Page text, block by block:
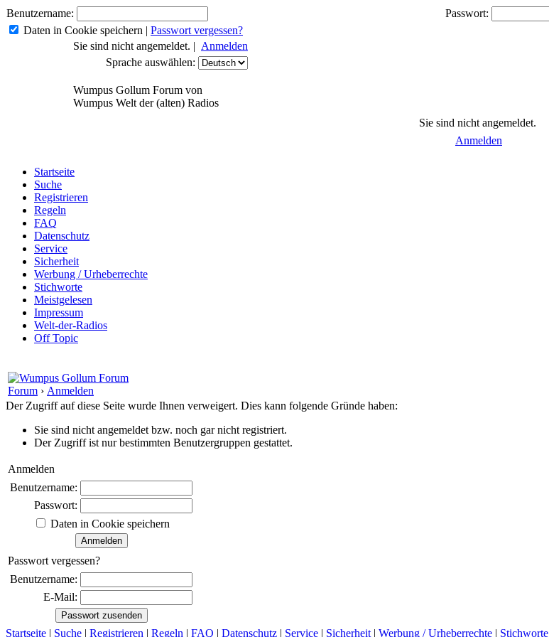
Benutzername:
Passwort:
Daten in Cookie speichern | Passwort vergessen?
Sie sind nicht angemeldet. | Anmelden
Sprache auswählen:
Wumpus Gollum Forum von
Wumpus Welt der (alten) Radios
Sie sind nicht angemeldet.
Anmelden
Startseite
Suche
Registrieren
Regeln
FAQ
Datenschutz
Service
Sicherheit
Werbung / Urheberrechte
Stichworte
Meistgelesen
Impressum
Welt-der-Radios
Off Topic
Forum › Anmelden
Der Zugriff auf diese Seite wurde Ihnen verweigert. Dies kann folgende Gründe haben:
Sie sind nicht angemeldet bzw. noch gar nicht registriert.
Der Zugriff ist nur bestimmten Benutzergruppen gestattet.
Anmelden
Benutzername:
Passwort:
Daten in Cookie speichern
Passwort vergessen?
Benutzername:
E-Mail:
Startseite | Suche | Registrieren | Regeln | FAQ | Datenschutz | Service | Sicherheit | Werbung / Urheberrechte | Stichworte